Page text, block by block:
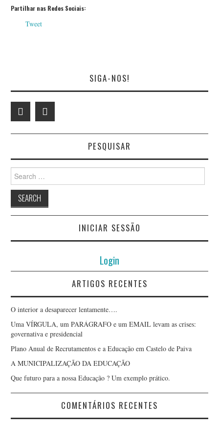
Partilhar nas Redes Sociais:
Tweet
SIGA-NOS!
PESQUISAR
Search
for:
INICIAR SESSÃO
Login
ARTIGOS RECENTES
O interior a desaparecer lentamente….
Uma VÍRGULA, um PARÁGRAFO e um EMAIL levam as crises:
governativa e presidencial
Plano Anual de Recrutamentos e a Educação em Castelo de Paiva
A MUNICIPALIZAÇÃO DA EDUCAÇÃO
Que futuro para a nossa Educação ? Um exemplo prático.
COMENTÁRIOS RECENTES